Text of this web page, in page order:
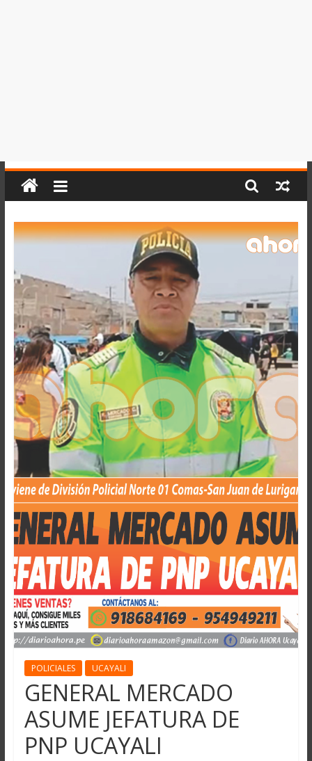
POLICIALES UCAYALI
GENERAL MERCADO
ASUME JEFATURA DE
PNP UCAYALI